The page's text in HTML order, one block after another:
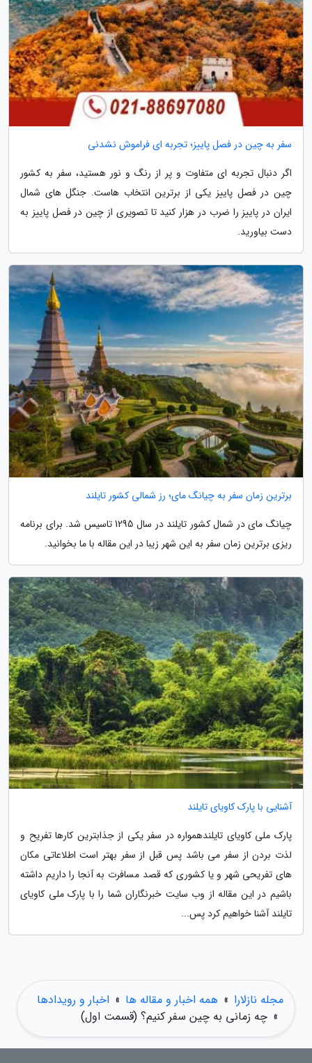
سفر به چین در فصل پاییز؛ تجربه ای فراموش نشدنی
اگر دنبال تجربه ای متفاوت و پر از رنگ و نور هستید، سفر به کشور
چین در فصل پاییز یکی از برترین انتخاب هاست. جنگل های شمال
ایران در پاییز را ضرب در هزار کنید تا تصویری از چین در فصل پاییز به
دست بیاورید.
برترین زمان سفر به چیانگ مای؛ رز شمالی کشور تایلند
چیانگ مای در شمال کشور تایلند در سال 1295 تاسیس شد. برای برنامه
ریزی برترین زمان سفر به این شهر زیبا در این مقاله با ما بخوانید.
آشنایی با پارک کاویای تایلند
پارک ملی کاویای تایلندهمواره در سفر یکی از جذابترین کارها تفریح و
لذت بردن از سفر می باشد پس قبل از سفر بهتر است اطلاعاتی مکان
های تفریحی شهر و یا کشوری که قصد مسافرت به آنجا را داریم داشته
باشیم در این مقاله از وب سایت خبرنگاران شما را با پارک ملی کاویای
تایلند آشنا خواهیم کرد پس...
مجله نازلارا » همه اخبار و مقاله ها » اخبار و رویدادها
» چه زمانی به چین سفر کنیم؟ (قسمت اول)